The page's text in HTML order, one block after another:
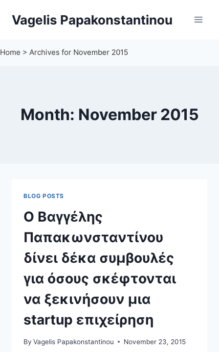
Vagelis Papakonstantinou
Home > Archives for November 2015
Month: November 2015
BLOG POSTS
O Βαγγέλης
Παπακωνσταντίνου
δίνει δέκα συμβουλές
για όσους σκέφτονται
να ξεκινήσουν μια
startup επιχείρηση
By Vagelis Papakonstantinou November 23, 2015